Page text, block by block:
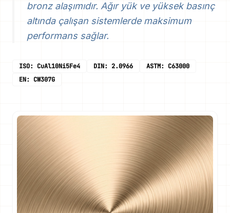
bronz alaşımıdır. Ağır yük ve yüksek basınç
altında çalışan sistemlerde maksimum
performans sağlar.
ISO: CuAl10Ni5Fe4 DIN: 2.0966
ASTM: C63000
EN: CW307G